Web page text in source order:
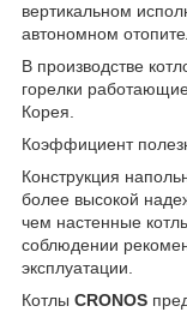
вертикальном
автономном
В производстве
горелки
Корея.
Коэффициент
Конструкция
более высокой
чем настенные
соблюдении
эксплуатации.
Котлы CRONOS